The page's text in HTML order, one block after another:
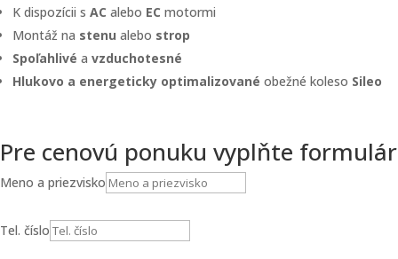
K dispozícii s AC alebo EC motormi
Montáž na stenu alebo strop
Spoľahlivé a vzduchotesné
Hlukovo a energeticky optimalizované obežné koleso Sileo
Pre cenovú ponuku vyplňte formulár
Meno a priezvisko
Tel. číslo